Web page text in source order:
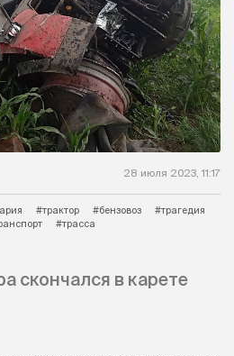
28 июля 2023, 11:17
#трактор #бензовоз
#трагедия
#трасса
скончался в карете